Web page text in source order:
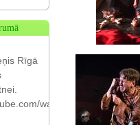
Rīgā
watch?